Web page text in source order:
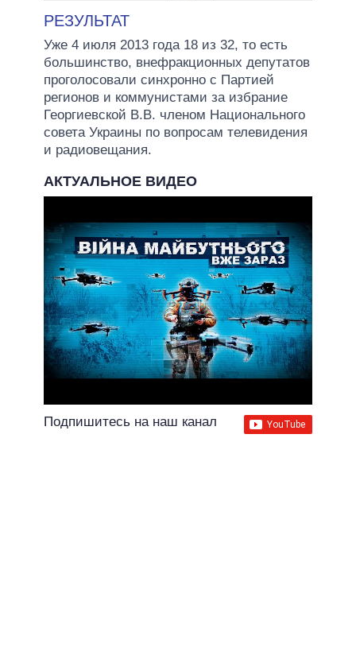
РЕЗУЛЬТАТ
Уже 4 июля 2013 года 18 из 32, то есть
большинство, внефракционных депутатов
проголосовали синхронно с Партией
регионов и коммунистами за избрание
Георгиевской В.В. членом Национального
совета Украины по вопросам телевидения
и радиовещания.
АКТУАЛЬНОЕ ВИДЕО
Подпишитесь на наш канал